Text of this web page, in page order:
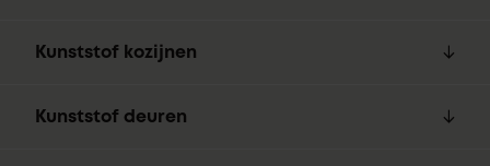
Kunststof kozijnen
Kunststof deuren